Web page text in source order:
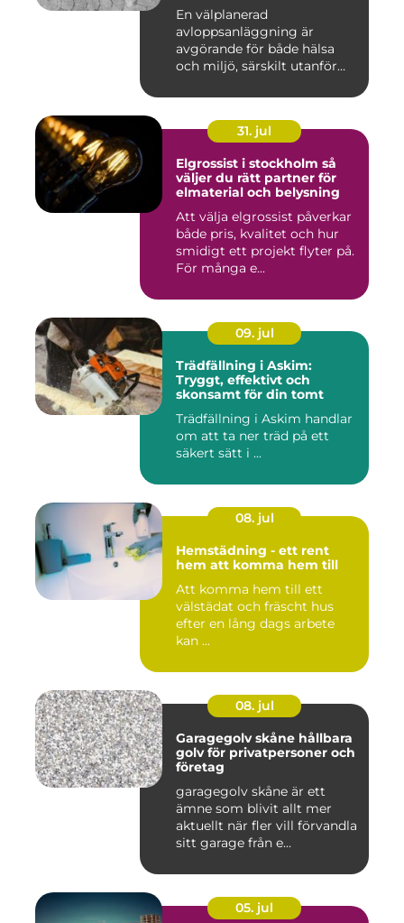
En välplanerad
avloppsanläggning är
avgörande för både hälsa
och miljö, särskilt utanför
31. jul
Elgrossist i stockholm så
väljer du rätt partner för
elmaterial och belysning
Att välja elgrossist påverkar
både pris, kvalitet och hur
smidigt ett projekt flyter på.
För många e...
09. jul
Trädfällning i Askim:
Tryggt, effektivt och
skonsamt för din tomt
Trädfällning i Askim handlar
om att ta ner träd på ett
säkert sätt i ...
08. jul
Hemstädning - ett rent
hem att komma hem till
Att komma hem till ett
välstädat och fräscht hus
efter en lång dags arbete
kan ...
08. jul
Garagegolv skåne hållbara
golv för privatpersoner och
företag
garagegolv skåne är ett
ämne som blivit allt mer
aktuellt när fler vill förvandla
sitt garage från e...
05. jul